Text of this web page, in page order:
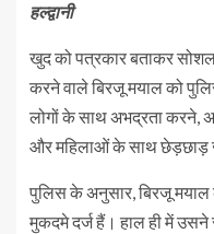
हल्द्वानी
खुद को पत्रकार बताकर
करने वाले बिरजू मयाल को
लोगों के साथ अभद्रता करने,
और महिलाओं के साथ छेड़छाड़
पुलिस के अनुसार, बिरजू
मुकदमे दर्ज हैं। हाल ही में उसने